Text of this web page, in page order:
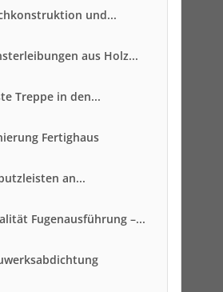
und...
aus Holz...
Treppe in den...
Fertighaus
an...
Fugenausführung –...